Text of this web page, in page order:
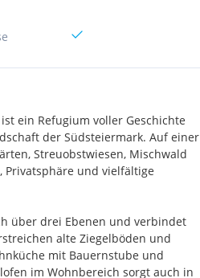
ein Refugium voller Geschichte
der Südsteiermark. Auf einer
Streuobstwiesen, Mischwald
Privatsphäre und vielfältige
über drei Ebenen und verbindet
alte Ziegelböden und
mit Bauernstube und
im Wohnbereich sorgt auch in